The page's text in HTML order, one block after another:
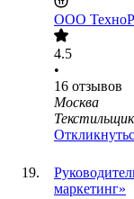
ООО
4.5
•
16 отзывов
Москва
маркетинг»